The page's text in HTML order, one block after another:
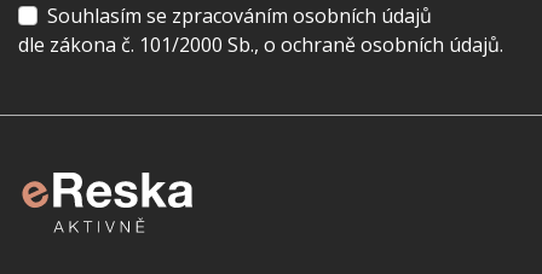
Souhlasím se zpracováním osobních údajů
dle zákona č. 101/2000 Sb., o ochraně osobních údajů.